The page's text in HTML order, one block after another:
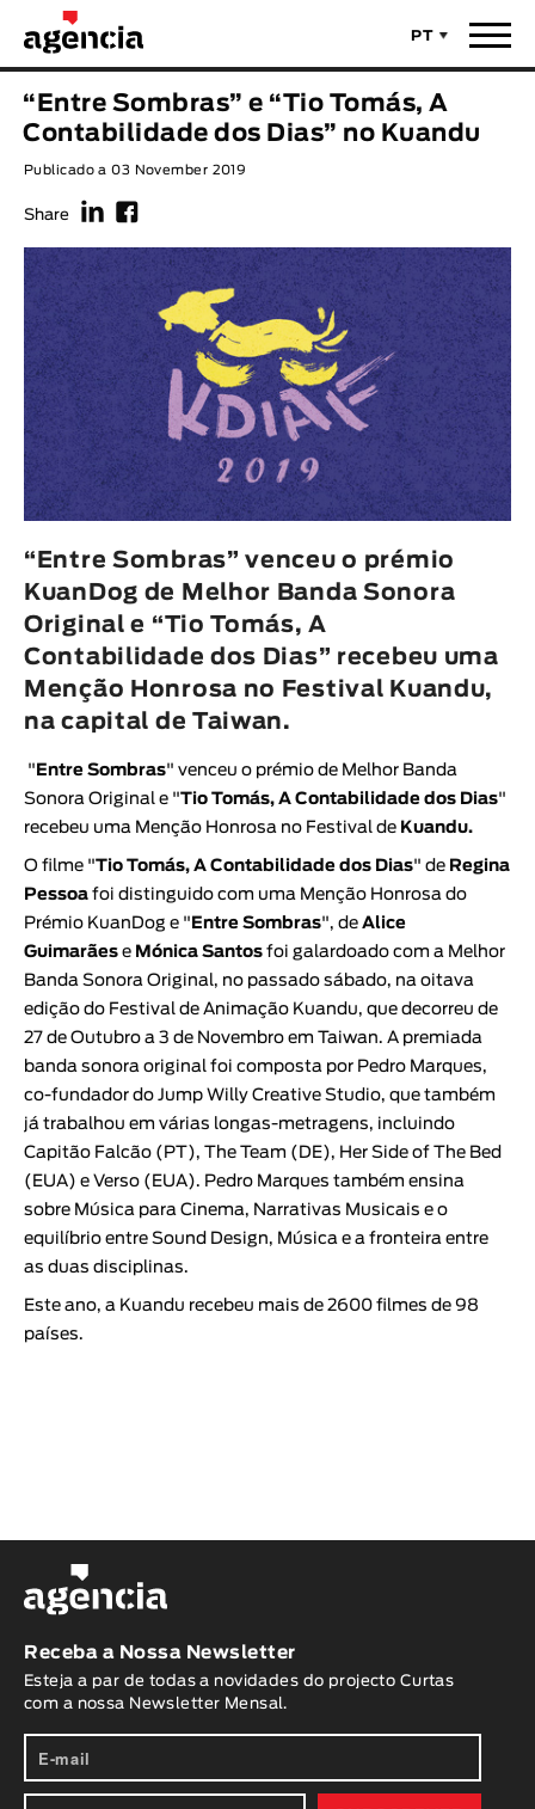
PT
Notícias
Realizadores
Últimas Selecções
Estatísticas
Filmes - Animar
Sobre nós & Contactos
Curtas Vila do Conde Solar O Dia Mais Curto
Loja
Animar
TÍTULO ORIGINAL
TÍTULO PORTUGUÊS
REALIZADOR
LEGENDA DISPONÍVEL
Legenda disponível
ANO
DURAÇÃO
< / >
Ficção
Animação
Experimental
Documentário
“Entre Sombras” e “Tio Tomás, A
Contabilidade dos Dias” no Kuandu
Publicado a 03 November 2019
Share f F
“Entre Sombras” venceu o prémio
KuanDog de Melhor Banda Sonora
Original e “Tio Tomás, A
Contabilidade dos Dias” recebeu uma
Menção Honrosa no Festival Kuandu,
na capital de Taiwan.
" Entre Sombras" venceu o prémio de Melhor Banda
Sonora Original e "Tio Tomás, A Contabilidade dos Dias"
recebeu uma Menção Honrosa no Festival de Kuandu.
O filme "Tio Tomás, A Contabilidade dos Dias" de Regina
Pessoa foi distinguido com uma Menção Honrosa do
Prémio KuanDog e " Entre Sombras", de Alice
Guimarães e Mónica Santos foi galardoado com a Melhor
Banda Sonora Original, no passado sábado, na oitava
edição do Festival de Animação Kuandu, que decorreu de
27 de Outubro a 3 de Novembro em Taiwan. A premiada
banda sonora original foi composta por Pedro Marques,
co-fundador do Jump Willy Creative Studio, que também
já trabalhou em várias longas-metragens, incluindo
Capitão Falcão (PT), The Team (DE), Her Side of The Bed
(EUA) e Verso (EUA). Pedro Marques também ensina
sobre Música para Cinema, Narrativas Musicais e o
equilíbrio entre Sound Design, Música e a fronteira entre
as duas disciplinas.
Este ano, a Kuandu recebeu mais de 2600 filmes de 98
países.
Receba a Nossa Newsletter
Esteja a par de todas a novidades do projecto Curtas
com a nossa Newsletter Mensal.